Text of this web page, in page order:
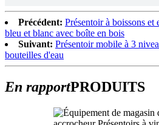
Précédent: Présentoir à boissons et
bleu et blanc avec boîte en bois
Suivant: Présentoir mobile à 3
bouteilles d'eau
En rapportPRODUITS